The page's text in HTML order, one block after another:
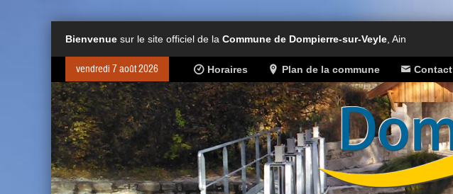
Bienvenue sur le site officiel de la Commune de Dompierre-sur-Veyle , Ain
vendredi 7 août 2026 Horaires Plan de la commune Contact